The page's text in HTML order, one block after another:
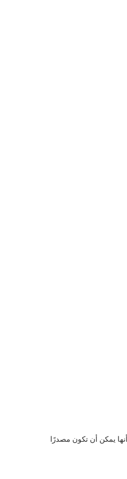
يمكن أن تكون مصدرًا